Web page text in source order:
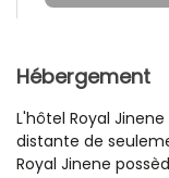
Hébergement
L'hôtel Royal
distante de
Royal Jinene